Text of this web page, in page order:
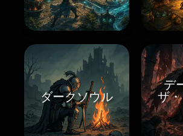
ダークソウル
デ
ザ